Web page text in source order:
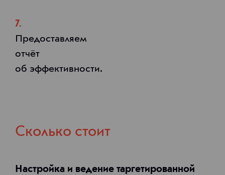
7.
Предоставляем
отчёт
об эффективности.
Сколько стоит
Настройка и ведение таргетированной